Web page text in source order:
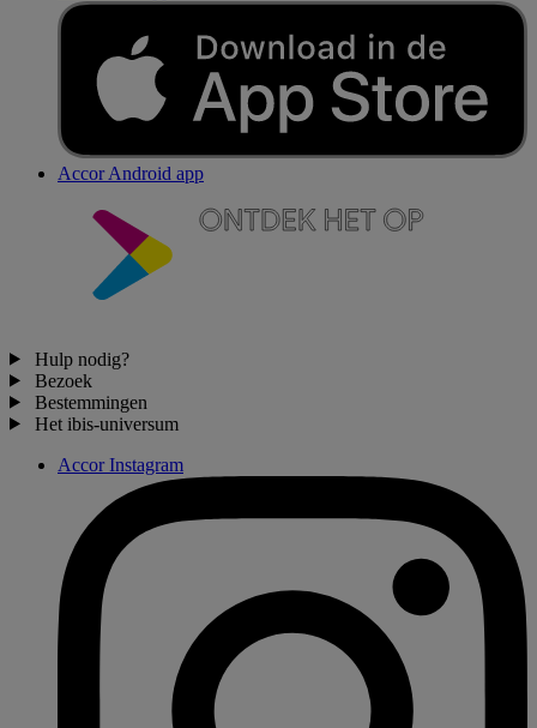
Accor Android app
Hulp nodig?
Bezoek
Bestemmingen
Het ibis-universum
Accor Instagram